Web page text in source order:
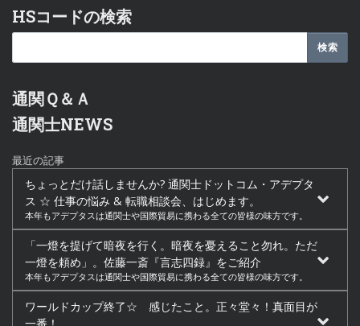
HSコードの検索
通関Ｑ＆Ａ
通関士NEWS
最近の記事
ちょっとだけ話しませんか? 通関士ドットコム・アデプタ
ス ☆ 仕事の悩み & 転職相談会、はじめます。
本年もアデプタスは通関士や国際貿易に携わる全ての皆様の味方です。
「一燈を提げて暗夜を行く。暗夜を憂えること勿れ。ただ
一燈を頼め」。佐藤一斎『言志四録』をご紹介
本年もアデプタスは通関士や国際貿易に携わる全ての皆様の味方です。
ワールドカップ終了☆ 感じたこと。正々堂々！真面目が